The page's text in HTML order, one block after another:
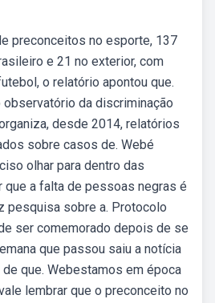
preconceitos no esporte, 137
e 21 no exterior, com
o relatório apontou que.
da discriminação
desde 2014, relatórios
sobre casos de. Webé
olhar para dentro das
que a falta de pessoas negras é
pesquisa sobre a. Protocolo
ser comemorado depois de se
que passou saiu a notícia
que. Webestamos em época
lembrar que o preconceito no